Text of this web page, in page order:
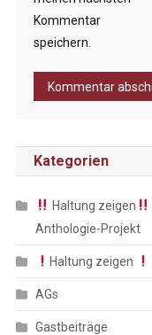
Kommentar
speichern.
Kategorien
Haltung zeigen
Anthologie-Projekt
Haltung zeigen
AGs
Gastbeiträge